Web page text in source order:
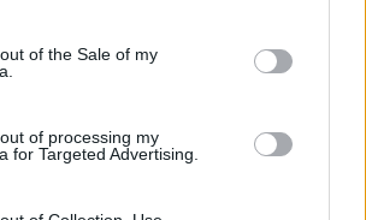
of the Sale of my
of processing my
for Targeted Advertising.
ΣΕ ΑΥΤΉ ΤΗΝ ΚΑΤΗΓΟΡΊΑ